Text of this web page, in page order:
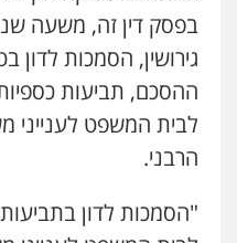
בפסק דין זה, משעה
גירושין, הסמכות לדון
ההסכם, תביעות
לבית המשפט לענייני
הרבני.
"הסמכות לדון
נוער עורכי
כבריאן,
פלילי
עו"ד זוהר